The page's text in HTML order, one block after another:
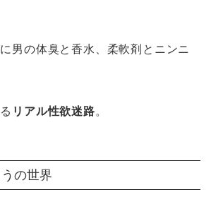
男の体臭と香水、柔軟剤とニンニ
リアル性欲迷路。
の世界